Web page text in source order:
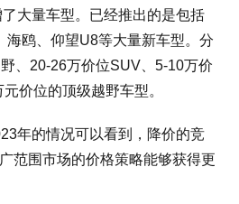
大量车型。已经推出的是包括
海鸥、仰望U8等大量新车型。分
、20-26万价位SUV、5-10万价
价位的顶级越野车型。
年的情况可以看到，降价的竞
范围市场的价格策略能够获得更